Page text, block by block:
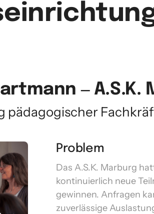
‒ A.S.K.
pädagogischer
Problem
Das A.S.K. Marburg
kontinuierlich neue
gewinnen. Anfragen
zuverlässige